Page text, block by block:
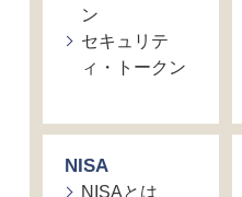
ン
セキュリテ
ィ・トークン
NISA
NISAとは